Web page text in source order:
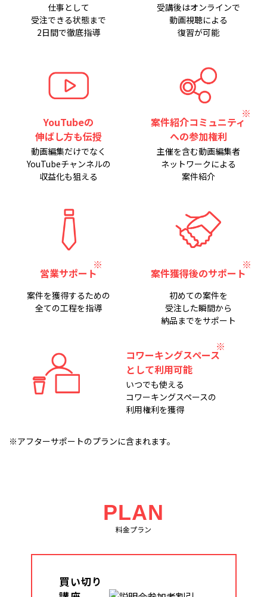
仕事として
受注できる状態まで
2日間で徹底指導
受講後はオンラインで
動画視聴による
復習が可能
YouTubeの
伸ばし方も伝授
動画編集だけでなく
YouTubeチャンネルの
収益化も狙える
案件紹介コミュニティ
への参加権利
主催を含む動画編集者
ネットワークによる
案件紹介
営業サポート
案件を獲得するための
全ての工程を指導
案件獲得後のサポート
初めての案件を
受注した瞬間から
納品までをサポート
コワーキングスペース
として利用可能
いつでも使える
コワーキングスペースの
利用権利を獲得
※アフターサポートのプランに含まれます。
PLAN
料金プラン
買い切り